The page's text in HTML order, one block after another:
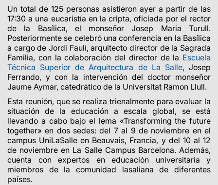
Un total de 125 personas asistieron ayer a partir de las
17:30 a una eucaristía en la cripta, oficiada por el rector
de la Basílica, el monseñor Josep Maria Turull.
Posteriormente se celebró una conferencia en la Basílica
a cargo de Jordi Faulí, arquitecto director de la Sagrada
Familia, con la colaboración del director de la Escuela
Técnica Superior de Arquitectura de La Salle, Josep
Ferrando, y con la intervención del doctor monseñor
Jaume Aymar, catedrático de la Universitat Ramon Llull.
Esta reunión, que se realiza trienalmente para evaluar la
situación de la educación a escala global, se está
llevando a cabo bajo el lema «Transforming the future
together» en dos sedes: del 7 al 9 de noviembre en el
campus UniLaSalle en Beauvais, Francia, y del 10 al 12
de noviembre en La Salle Campus Barcelona. Además,
cuenta con expertos en educación universitaria y
miembros de la comunidad lasaliana de diferentes
países.